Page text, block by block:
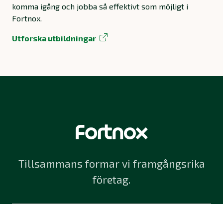
komma igång och jobba så effektivt som möjligt i
Fortnox.
Utforska utbildningar
Tillsammans formar vi framgångsrika
företag.